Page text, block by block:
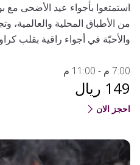
استمتعوا بأجواء عيد الأضحى
من الأطباق المحلية والعالمية،
والأحبّة في أجواء راقية بقلب
7:00 م - 11:00 م
149 ريال
احجز الان(OPENS IN A NEW TAB)